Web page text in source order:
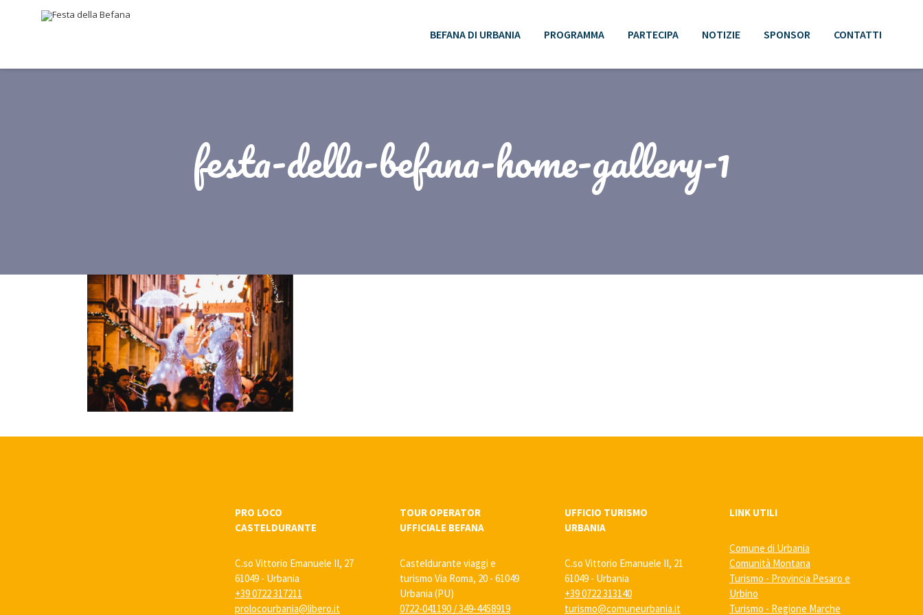
BEFANA DI URBANIA PROGRAMMA PARTECIPA NOTIZIE SPONSOR CONTATTI
festa-della-befana-home-gallery-1
PRO LOCO
CASTELDURANTE
C.so Vittorio Emanuele II, 27
61049 - Urbania
+39 0722 317211
prolocourbania@libero.it
TOUR OPERATOR
UFFICIALE BEFANA
Casteldurante viaggi e
turismo Via Roma, 20 - 61049
Urbania (PU)
0722-041190 /349-4458919
UFFICIO TURISMO
URBANIA
C.so Vittorio Emanuele II, 21
61049 - Urbania
+39 0722 313140
turismo@comuneurbania.it
LINK UTILI
Comune di Urbania
Comunità Montana
Turismo - Provincia Pesaro e
Urbino
Turismo - Regione Marche